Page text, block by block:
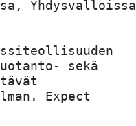
Yhdysvalloissa
sekä
Expect